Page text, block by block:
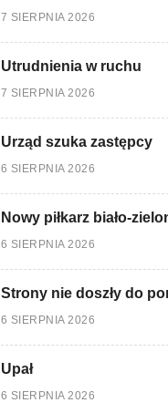
7 SIERPNIA 2026
Utrudnienia w ruchu
7 SIERPNIA 2026
Urząd szuka zastępcy
6 SIERPNIA 2026
Nowy piłkarz biało-
6 SIERPNIA 2026
Strony nie doszły do
6 SIERPNIA 2026
Upał
6 SIERPNIA 2026